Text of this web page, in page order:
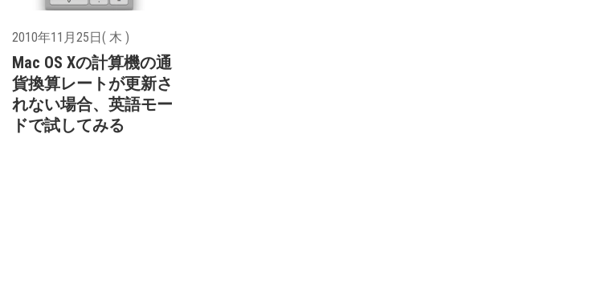
2010年11月25日( 木 )
Mac OS Xの計算機の通
貨換算レートが更新さ
れない場合、英語モー
ドで試してみる